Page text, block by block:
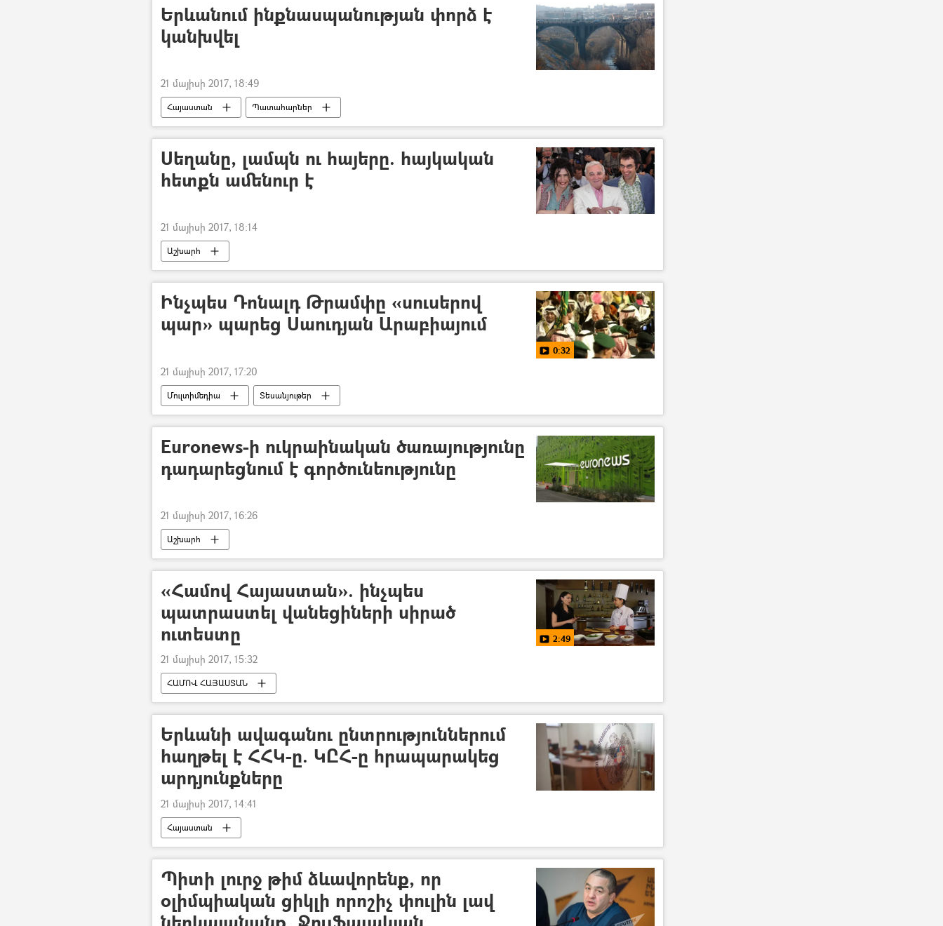
Երևանում ինքնասպանության փորձ է
կանխվել
21 մայիսի 2017, 18:49
Հայաստան Պատահարներ
Սեղանը, լամպն ու հայերը. հայկական
հետքն ամենուր է
21 մայիսի 2017, 18:14
Աշխարհ
Ինչպես Դոնալդ Թրամփը «սուսերով
պար» պարեց Սաուդյան Արաբիայում
0:32
21 մայիսի 2017, 17:20
Մուլտիմեդիա Տեսանյութեր
Euronews-ի ուկրաինական ծառայությունը
դադարեցնում է գործունեությունը
21 մայիսի 2017, 16:26
Աշխարհ
«Համով Հայաստան». ինչպես
պատրաստել վանեցիների սիրած
ուտեստը
2:49
21 մայիսի 2017, 15:32
ՀԱՄՈՎ ՀԱՅԱՍՏԱՆ
Երևանի ավագանու ընտրություններում
հաղթել է ՀՀԿ-ը. ԿԸՀ-ը հրապարակեց
արդյունքները
21 մայիսի 2017, 14:41
Հայաստան
Պիտի լուրջ թիմ ձևավորենք, որ
օլիմպիական ցիկլի որոշիչ փուլին լավ